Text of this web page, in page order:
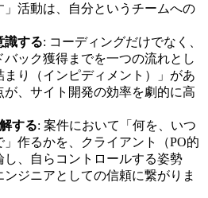
」活動は、自分というチームへの
識する: コーディングだけでなく、
ック獲得までを一つの流れとし
り（インピディメント）」があ
が、サイト開発の効率を劇的に高
する: 案件において「何を、いつ
」作るかを、クライアント（PO的
し、自らコントロールする姿勢
ジニアとしての信頼に繋がりま